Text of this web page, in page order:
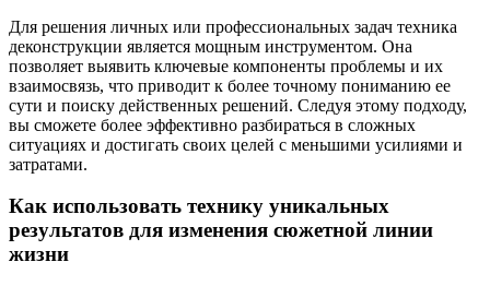
Для решения личных или профессиональных задач техника
деконструкции является мощным инструментом. Она
позволяет выявить ключевые компоненты проблемы и их
взаимосвязь, что приводит к более точному пониманию ее
сути и поиску действенных решений. Следуя этому подходу,
вы сможете более эффективно разбираться в сложных
ситуациях и достигать своих целей с меньшими усилиями и
затратами.
Как использовать технику уникальных
результатов для изменения сюжетной линии
жизни